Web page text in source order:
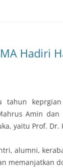
Hadiri
Amin
yaitu Prof. Dr.
alumni,
memanjatkan